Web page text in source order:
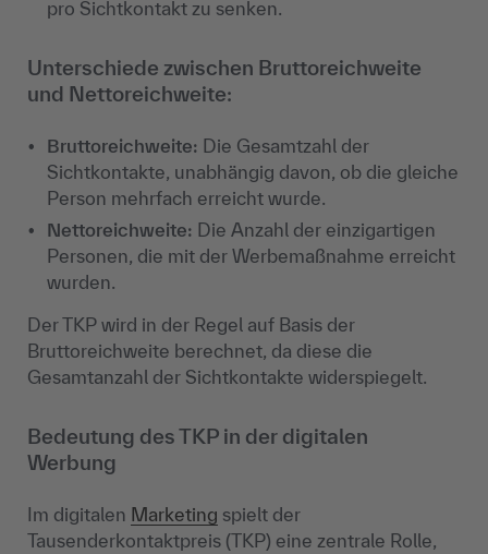
pro Sichtkontakt zu senken.
Unterschiede zwischen Bruttoreichweite
und Nettoreichweite:
Bruttoreichweite: Die Gesamtzahl der
Sichtkontakte, unabhängig davon, ob die gleiche
Person mehrfach erreicht wurde.
Nettoreichweite: Die Anzahl der einzigartigen
Personen, die mit der Werbemaßnahme erreicht
wurden.
Der TKP wird in der Regel auf Basis der
Bruttoreichweite berechnet, da diese die
Gesamtanzahl der Sichtkontakte widerspiegelt.
Bedeutung des TKP in der digitalen
Werbung
Im digitalen Marketing spielt der
Tausenderkontaktpreis (TKP) eine zentrale Rolle,